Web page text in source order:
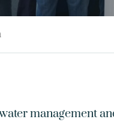
management